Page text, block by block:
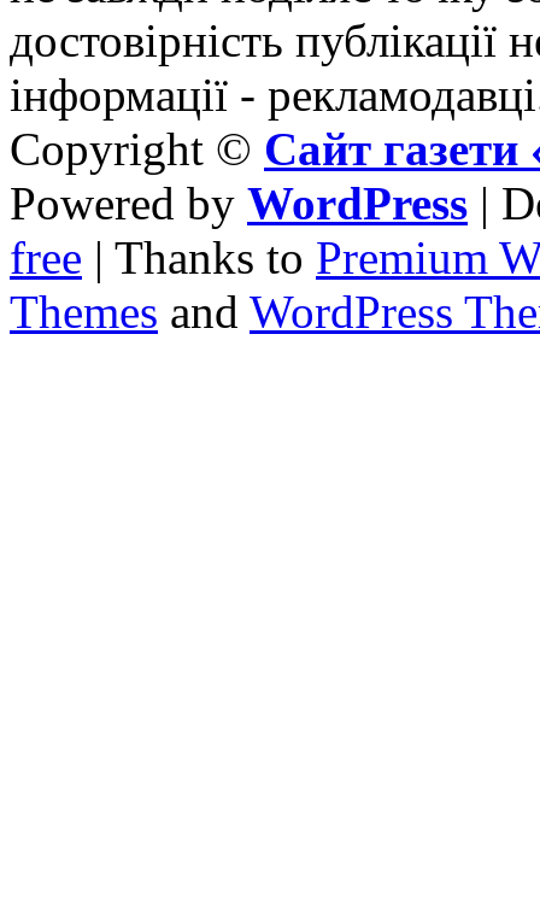
достовірність публікації
інформації -
Copyright © Сайт
Powered by WordPress |
free | Thanks to Premium
Themes and WordPress